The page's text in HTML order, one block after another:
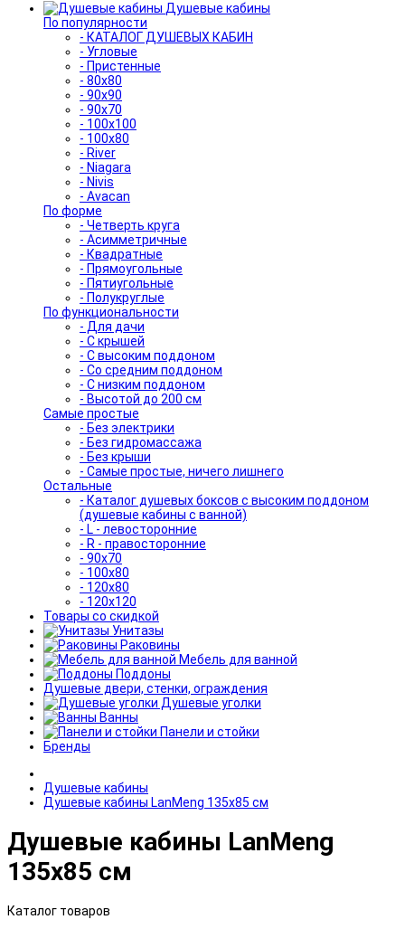
Душевые кабины
По популярности
- КАТАЛОГ ДУШЕВЫХ КАБИН
- Угловые
- Пристенные
- 80x80
- 90x90
- 90x70
- 100x100
- 100x80
- River
- Niagara
- Nivis
- Avacan
По форме
- Четверть круга
- Асимметричные
- Квадратные
- Прямоугольные
- Пятиугольные
- Полукруглые
По функциональности
- Для дачи
- С крышей
- С высоким поддоном
- Со средним поддоном
- С низким поддоном
- Высотой до 200 см
Самые простые
- Без электрики
- Без гидромассажа
- Без крыши
- Самые простые, ничего лишнего
Остальные
- Каталог душевых боксов с высоким поддоном
(душевые кабины с ванной)
- L - левосторонние
- R - правосторонние
- 90x70
- 100x80
- 120x80
- 120x120
Товары со скидкой
Унитазы
Раковины
Мебель для ванной
Поддоны
Душевые двери, стенки, ограждения
Душевые уголки
Ванны
Панели и стойки
Бренды
Душевые кабины
Душевые кабины LanMeng 135x85 см
Душевые кабины LanMeng
135x85 см
Каталог товаров